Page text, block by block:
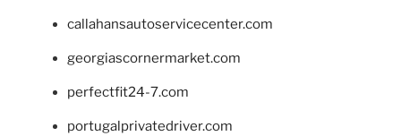
callahansautoservicecenter.com
georgiascornermarket.com
perfectfit24-7.com
portugalprivatedriver.com